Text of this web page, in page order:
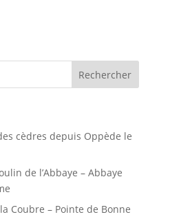
cèdres depuis Oppède le
de l’Abbaye – Abbaye
Coubre – Pointe de Bonne